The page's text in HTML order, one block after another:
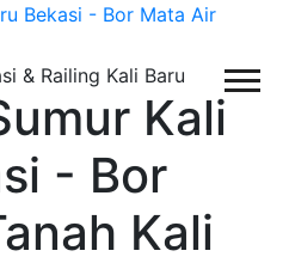
Kali
- Bor
Kali